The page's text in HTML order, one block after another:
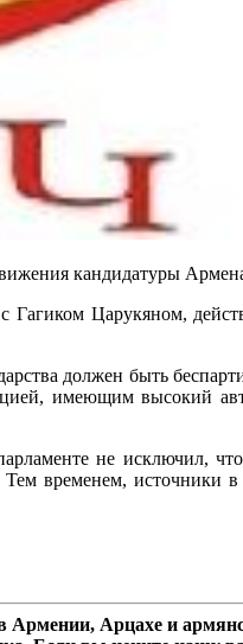
кандидатуры
Царукяном,
должен быть
имеющим высокий
не исключил,
временем,
Арцахе и